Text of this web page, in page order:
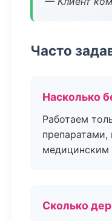
Часто
Насколько
Работаем
медицинским
Сколько